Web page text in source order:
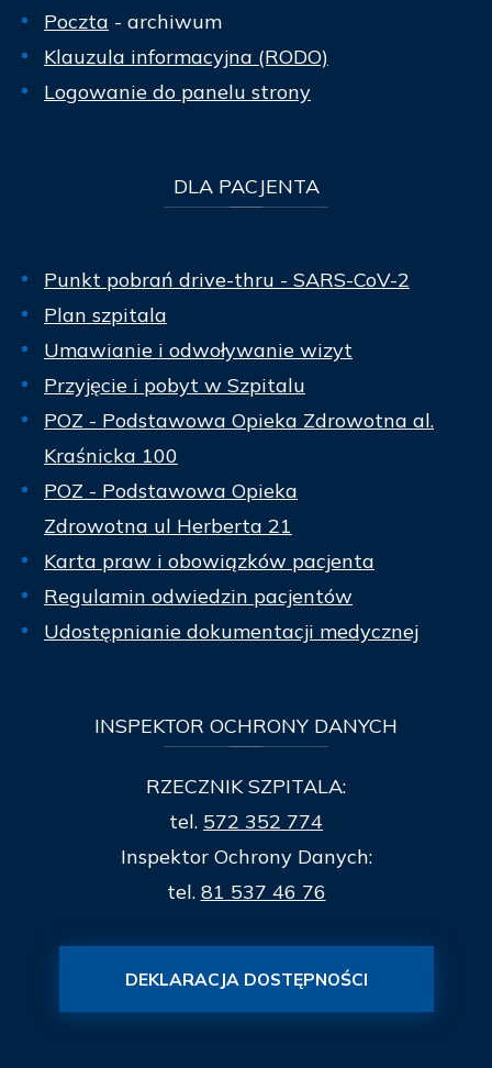
Poczta - archiwum
Klauzula informacyjna (RODO)
Logowanie do panelu strony
DLAPACJENTA
Punkt pobrań drive-thru - SARS-CoV-2
Plan szpitala
Umawianie i odwoływanie wizyt
Przyjęcie i pobyt w Szpitalu
POZ - Podstawowa Opieka Zdrowotna al.
Kraśnicka 100
POZ - Podstawowa Opieka
Zdrowotna ul Herberta 21
Karta praw i obowiązków pacjenta
Regulamin odwiedzin pacjentów
Udostępnianie dokumentacji medycznej
INSPEKTOR OCHRONY DANYCH
RZECZNIK SZPITALA:
tel. 572 352 774
Inspektor Ochrony Danych:
tel. 81 537 46 76
DEKLARACJA DOSTĘPNOŚCI